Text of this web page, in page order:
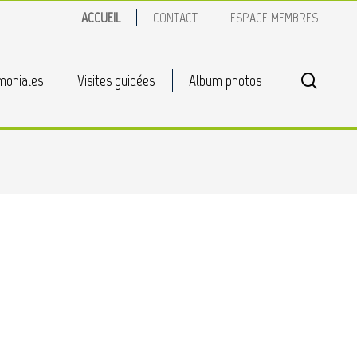
ACCUEIL CONTACT ESPACE MEMBRES
Visites guidées Album photos